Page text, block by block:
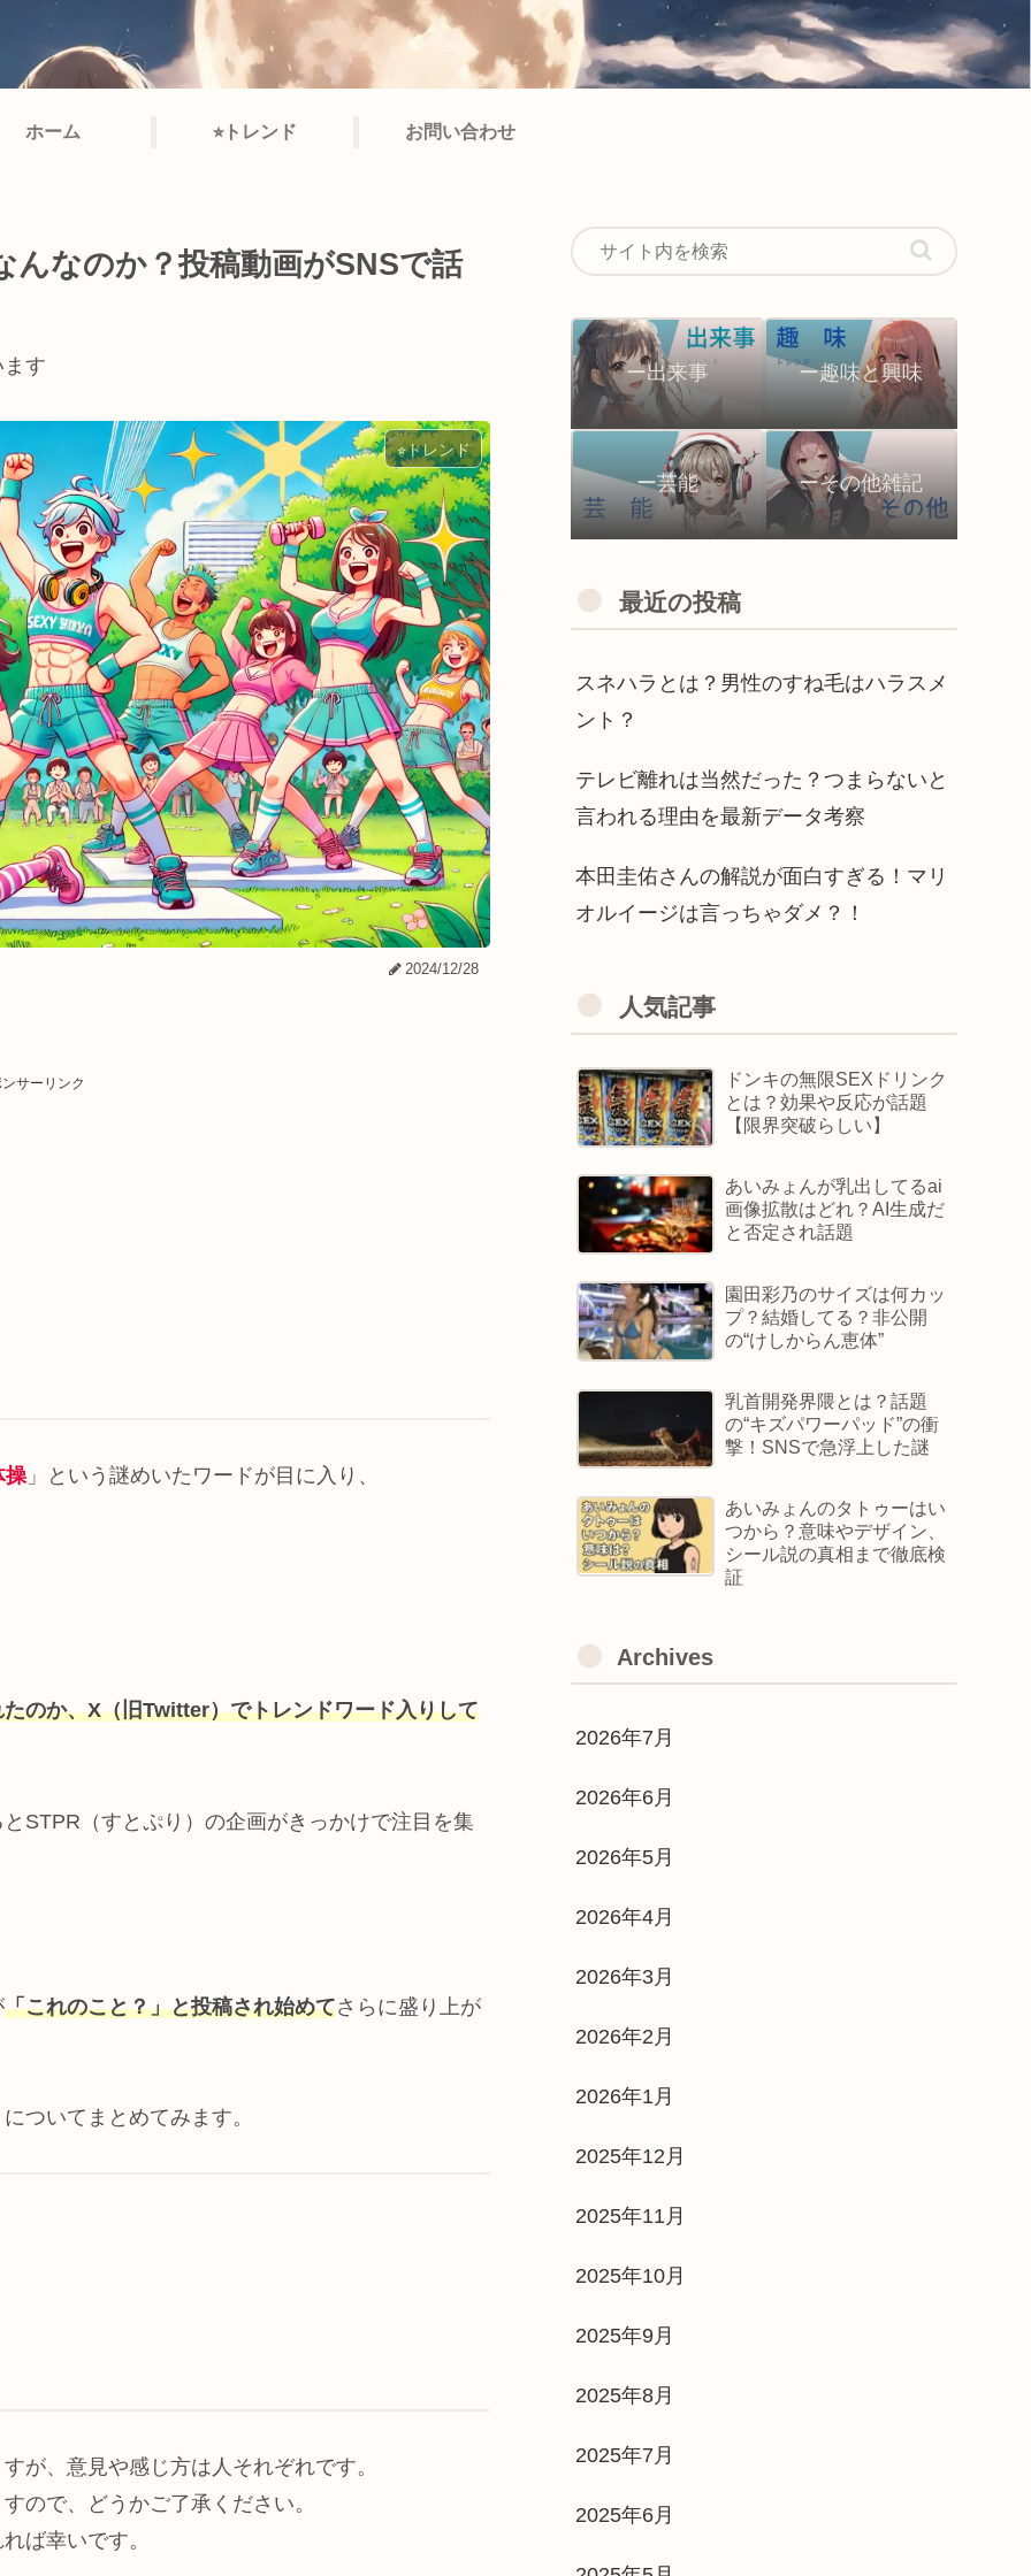
ホーム ⭐︎トレンド お問い合わせ
んなのか？投稿動画がSNSで話
す
⭐︎トレンド
2024/12/28
サーリンク
操」という謎めいたワードが目に入り、
たのか、X（旧Twitter）でトレンドワード入りして
STPR（すとぷり）の企画がきっかけで注目を集
「これのこと？」と投稿され始めてさらに盛り上が
ついてまとめてみます。
が、意見や感じ方は人それぞれです。
ので、どうかご了承ください。
ば幸いです。
ー出来事 ー趣味と興味
ー芸能 ーその他雑記
最近の投稿
スネハラとは？男性のすね毛はハラスメ
ント？
テレビ離れは当然だった？つまらないと
言われる理由を最新データ考察
本田圭佑さんの解説が面白すぎる！マリ
オルイージは言っちゃダメ？！
人気記事
ドンキの無限SEXドリンク
とは？効果や反応が話題
【限界突破らしい】
あいみょんが乳出してるai
画像拡散はどれ？AI生成だ
と否定され話題
園田彩乃のサイズは何カッ
プ？結婚してる？非公開
の“けしからん恵体”
乳首開発界隈とは？話題
の“キズパワーパッド”の衝
撃！SNSで急浮上した謎
あいみょんのタトゥーはい
つから？意味やデザイン、
シール説の真相まで徹底検
証
Archives
2026年7月
2026年6月
2026年5月
2026年4月
2026年3月
2026年2月
2026年1月
2025年12月
2025年11月
2025年10月
2025年9月
2025年8月
2025年7月
2025年6月